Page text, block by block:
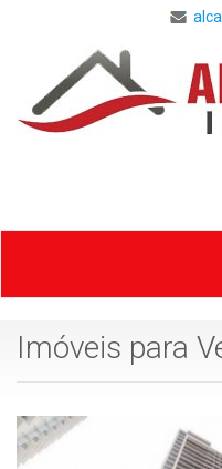
Imóveis para